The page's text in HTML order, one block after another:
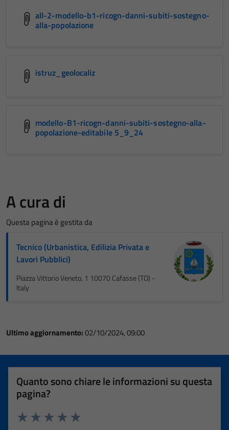
all-2-modello-b1-ricogn-danni-subiti-sostegno-
alla-popolazione
istruz_geolocaliz
modello-B1-ricogn-danni-subiti-sostegno-alla-
popolazione-editabile 5_9_24
A cura di
Questa pagina è gestita da
Tecnico (Urbanistica, Edilizia Privata e
Lavori Pubblici)
Piazza Vittorio Veneto, 1 10070 Cafasse (TO) -
Italy
Ultimo aggiornamento:02/10/2024, 09:00
Quanto sono chiare le informazioni su questa
pagina?